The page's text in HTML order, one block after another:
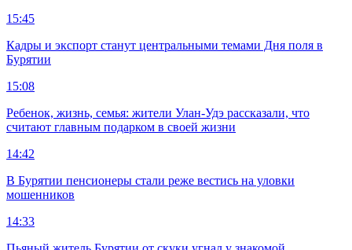
15:45
Кадры и экспорт станут центральными темами Дня поля в
Бурятии
15:08
Ребенок, жизнь, семья: жители Улан-Удэ рассказали, что
считают главным подарком в своей жизни
14:42
В Бурятии пенсионеры стали реже вестись на уловки
мошенников
14:33